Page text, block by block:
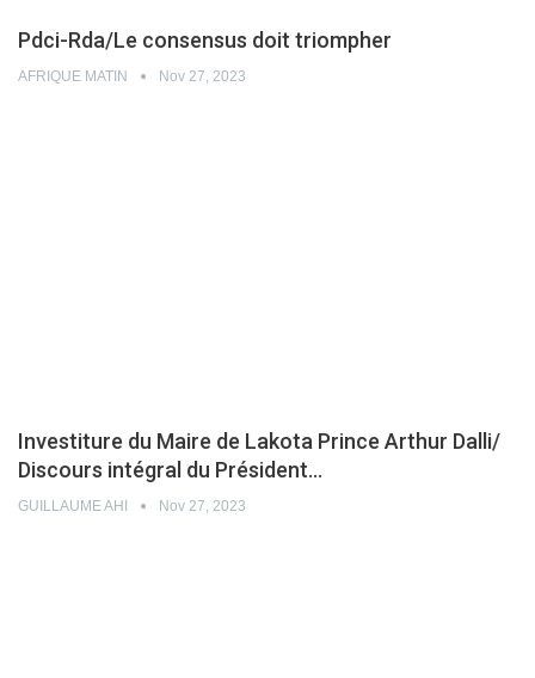
Pdci-Rda/Le consensus doit triompher
AFRIQUE MATIN Nov 27, 2023
Investiture du Maire de Lakota Prince Arthur Dalli/
Discours intégral du Président…
GUILLAUME AHI Nov 27, 2023